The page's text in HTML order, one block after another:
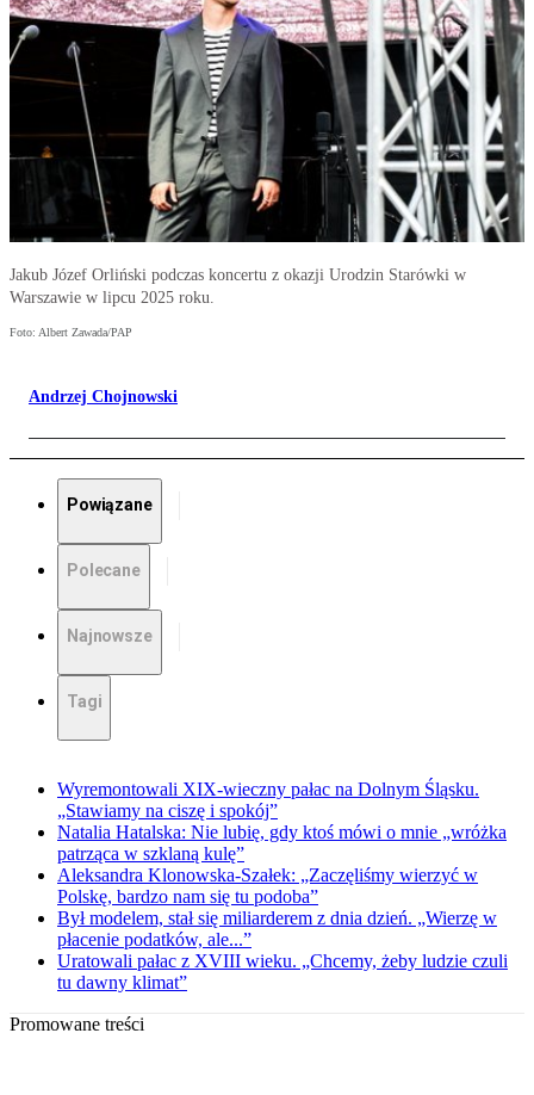
Jakub Józef Orliński podczas koncertu z okazji Urodzin Starówki w
Warszawie w lipcu 2025 roku.
Foto: Albert Zawada/PAP
Andrzej Chojnowski
Powiązane
Polecane
Najnowsze
Tagi
Wyremontowali XIX-wieczny pałac na Dolnym Śląsku.
„Stawiamy na ciszę i spokój”
Natalia Hatalska: Nie lubię, gdy ktoś mówi o mnie „wróżka
patrząca w szklaną kulę”
Aleksandra Klonowska-Szałek: „Zaczęliśmy wierzyć w
Polskę, bardzo nam się tu podoba”
Był modelem, stał się miliarderem z dnia dzień. „Wierzę w
płacenie podatków, ale...”
Uratowali pałac z XVIII wieku. „Chcemy, żeby ludzie czuli
tu dawny klimat”
Promowane treści